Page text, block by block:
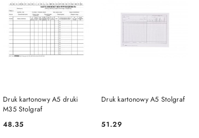
Druk kartonowy A5 druki
M35 Stolgraf
Cena:
48.35
DO KOSZYKA Druk kartonowy A5 Stolgraf
Cena:
51.29
DO KOSZYKA